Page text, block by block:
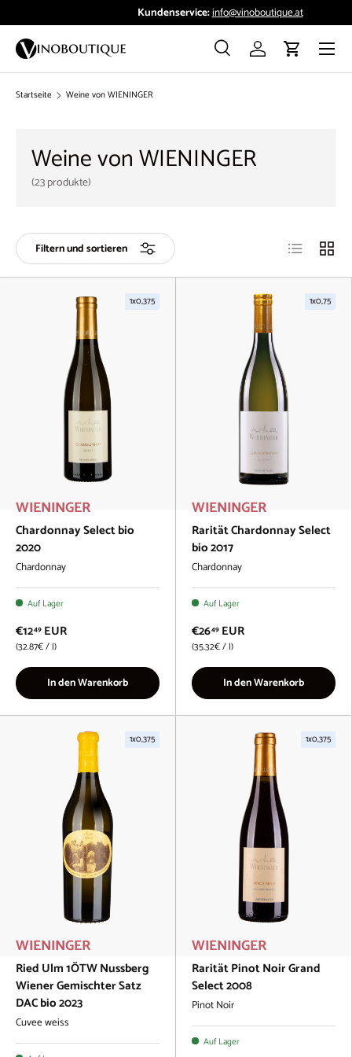
Direkt zum Inhalt
Kundenservice:info@vinoboutique.at
Suchen
Suche Einloggen
Menü
Startseite Weine von WIENINGER
Weine von WIENINGER
(23 produkte)
Filtern und sortieren Produktliste
1x0,375
WIENINGER
Chardonnay Select bio
2020
Chardonnay
Auf Lager
€1249 EUR
Grundpreis
32.87€/l
In den Warenkorb
1x0,75
WIENINGER
Rarität Chardonnay Select
bio 2017
Chardonnay
Auf Lager
€2649 EUR
Grundpreis
35.32€/l
In den Warenkorb
1x0,375
WIENINGER
Ried Ulm 1ÖTW Nussberg
Wiener Gemischter Satz
DAC bio 2023
Cuvee weiss
1x0,375
WIENINGER
Rarität Pinot Noir Grand
Select 2008
Pinot Noir
Auf Lager